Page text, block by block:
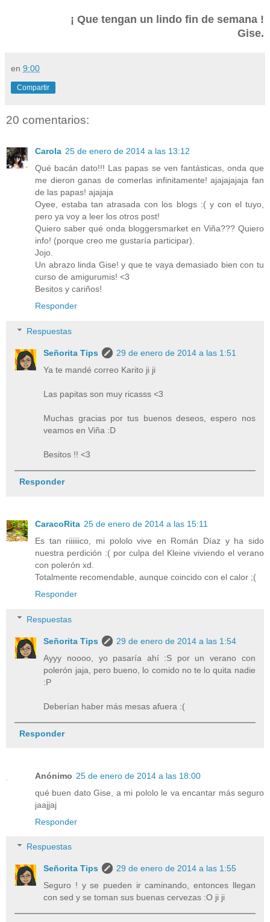
¡ Que tengan un lindo fin de semana !
Gise.
en 9:00
Compartir
20 comentarios:
Carola 25 de enero de 2014 a las 13:12
Qué bacán dato!!! Las papas se ven fantásticas, onda que
me dieron ganas de comerlas infinitamente! ajajajajaja fan
de las papas! ajajaja
Oyee, estaba tan atrasada con los blogs :( y con el tuyo,
pero ya voy a leer los otros post!
Quiero saber qué onda bloggersmarket en Viña??? Quiero
info! (porque creo me gustaría participar).
Jojo.
Un abrazo linda Gise! y que te vaya demasiado bien con tu
curso de amigurumis! <3
Besitos y cariños!
Responder
Respuestas
Señorita Tips
29 de enero de 2014 a las 1:51
Ya te mandé correo Karito ji ji
Las papitas son muy ricasss <3
Muchas gracias por tus buenos deseos, espero nos
veamos en Viña :D
Besitos !! <3
Responder
CaracoRita 25 de enero de 2014 a las 15:11
Es tan riiiiiico, mi pololo vive en Román Díaz y ha sido
nuestra perdición :( por culpa del Kleine viviendo el verano
con polerón xd.
Totalmente recomendable, aunque coincido con el calor ;(
Responder
Respuestas
Señorita Tips
29 de enero de 2014 a las 1:54
Ayyy noooo, yo pasaría ahí :S por un verano con
polerón jaja, pero bueno, lo comido no te lo quita nadie
:P
Deberían haber más mesas afuera :(
Responder
Anónimo 25 de enero de 2014 a las 18:00
qué buen dato Gise, a mi pololo le va encantar más seguro
jaajjaj
Responder
Respuestas
Señorita Tips
29 de enero de 2014 a las 1:55
Seguro ! y se pueden ir caminando, entonces llegan
con sed y se toman sus buenas cervezas :O ji ji